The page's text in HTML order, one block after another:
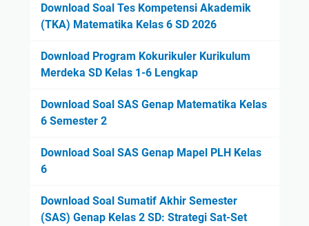
Download Soal Tes Kompetensi Akademik
(TKA) Matematika Kelas 6 SD 2026
Download Program Kokurikuler Kurikulum
Merdeka SD Kelas 1-6 Lengkap
Download Soal SAS Genap Matematika Kelas
6 Semester 2
Download Soal SAS Genap Mapel PLH Kelas
6
Download Soal Sumatif Akhir Semester
(SAS) Genap Kelas 2 SD: Strategi Sat-Set